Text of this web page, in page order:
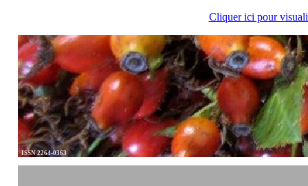
Cliquer ici pour
ISSN 2264-0363